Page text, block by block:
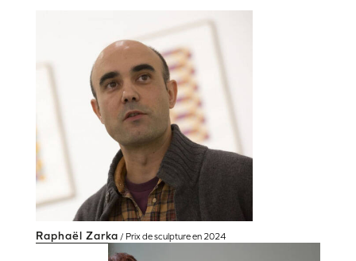
Raphaël Zarka / Prix de sculpture en 2024